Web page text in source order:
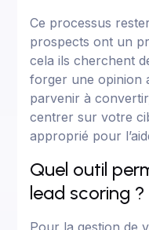
Ce processus
prospects ont un
cela ils cherchent
forger une opinion
parvenir à
centrer sur votre
approprié pour
Quel outil
lead scoring ?
Pour la gestion de